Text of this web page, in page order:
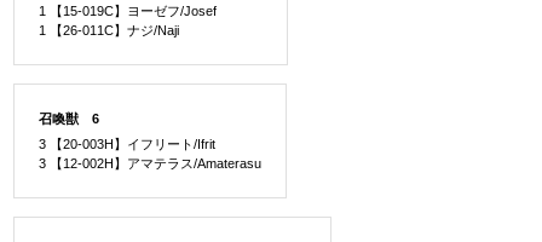
1 【15-019C】ヨーゼフ/Josef
1 【26-011C】ナジ/Naji
召喚獣 6
3 【20-003H】イフリート/Ifrit
3 【12-002H】アマテラス/Amaterasu